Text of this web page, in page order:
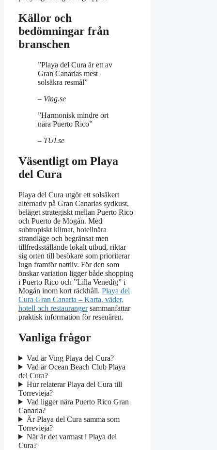
Källor och
bedömningar från
branschen
”Playa del Cura är ett av
Gran Canarias mest
solsäkra resmål”
– Ving.se
”Harmonisk mindre ort
nära Puerto Rico”
– TUI.se
Väsentligt om Playa
del Cura
Playa del Cura utgör ett solsäkert
alternativ på Gran Canarias sydkust,
beläget strategiskt mellan Puerto Rico
och Puerto de Mogán. Med
subtropiskt klimat, hotellnära
strandläge och begränsat men
tillfredsställande lokalt utbud, riktar
sig orten till besökare som prioriterar
lugn framför nattliv. För den som
önskar variation ligger både shopping
i Puerto Rico och ”Lilla Venedig” i
Mogán inom kort räckhåll. Playa del
Cura Gran Canaria – Karta, väder,
hotell och restaurangersammanfattar
praktisk information för resenären.
Vanliga frågor
Vad är Ving Playa del Cura?
Vad är Ocean Beach Club Playa
del Cura?
Hur relaterar Playa del Cura till
Torrevieja?
Vad ligger nära Puerto Rico Gran
Canaria?
Är Playa del Cura samma som
Torrevieja?
När är det varmast i Playa del
Cura?